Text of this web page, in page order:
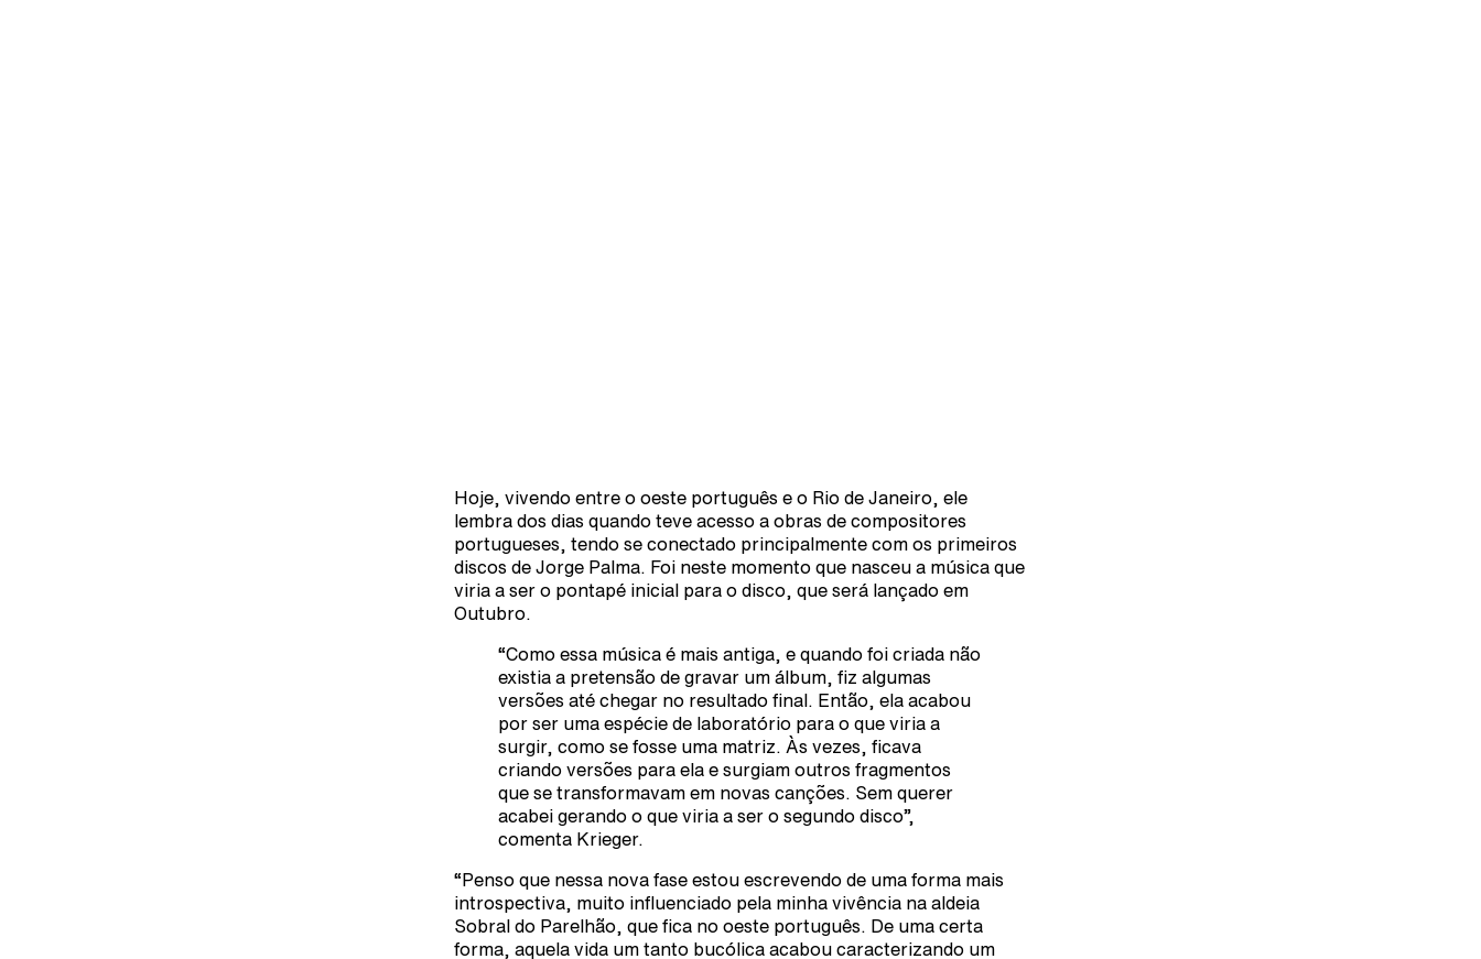
Hoje, vivendo entre o oeste português e o Rio de Janeiro, ele
lembra dos dias quando teve acesso a obras de compositores
portugueses, tendo se conectado principalmente com os primeiros
discos de Jorge Palma. Foi neste momento que nasceu a música que
viria a ser o pontapé inicial para o disco, que será lançado em
Outubro.
“Como essa música é mais antiga, e quando foi criada não
existia a pretensão de gravar um álbum, fiz algumas
versões até chegar no resultado final. Então, ela acabou
por ser uma espécie de laboratório para o que viria a
surgir, como se fosse uma matriz. Às vezes, ficava
criando versões para ela e surgiam outros fragmentos
que se transformavam em novas canções. Sem querer
acabei gerando o que viria a ser o segundo disco”,
comenta Krieger.
“Penso que nessa nova fase estou escrevendo de uma forma mais
introspectiva, muito influenciado pela minha vivência na aldeia
Sobral do Parelhão, que fica no oeste português. De uma certa
forma, aquela vida um tanto bucólica acabou caracterizando um